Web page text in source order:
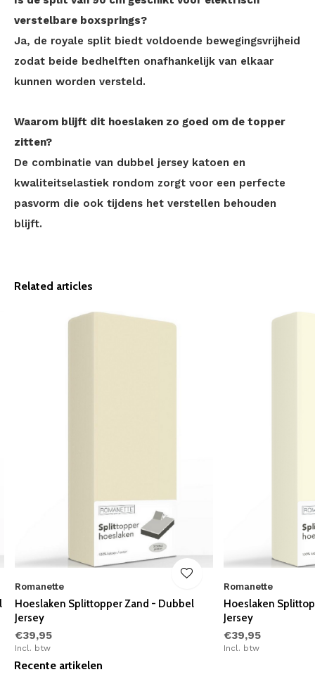
verstelbare boxsprings?
Ja, de royale split biedt voldoende bewegingsvrijheid
zodat beide bedhelften onafhankelijk van elkaar
kunnen worden versteld.
Waarom blijft dit hoeslaken zo goed om de topper
zitten?
De combinatie van dubbel jersey katoen en
kwaliteitselastiek rondom zorgt voor een perfecte
pasvorm die ook tijdens het verstellen behouden
blijft.
Related articles
Romanette
Hoeslaken Splittopper Zand - Dubbel
Jersey
€39,95
Incl. btw
Romanette
Hoeslaken
Jersey
€39,95
Incl. btw
Recente artikelen